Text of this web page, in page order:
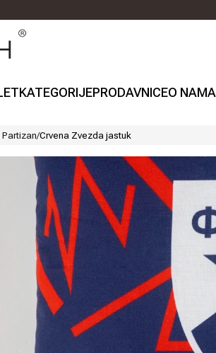
KATEGORIJEPRODAVNICEO NAMA
/Crvena Zvezda jastuk